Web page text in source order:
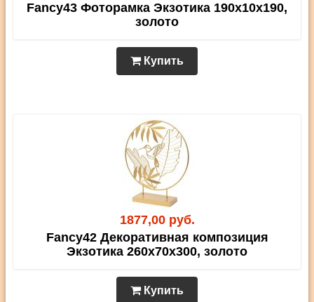
Fancy43 Фоторамка Экзотика 190х10х190,
золото
Купить
1877,00 руб.
Fancy42 Декоративная композиция
Экзотика 260х70х300, золото
Купить